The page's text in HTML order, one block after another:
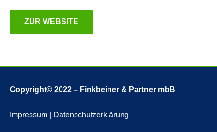
ZUR WEBSITE
Copyright© 2022 – Finkbeiner & Partner mbB
Impressum Datenschutzerklärung